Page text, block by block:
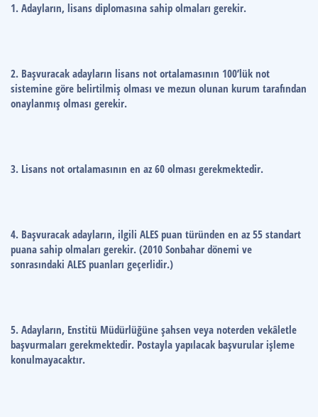
1. Adayların, lisans diplomasına sahip olmaları gerekir.
2. Başvuracak adayların lisans not ortalamasının 100’lük not
sistemine göre belirtilmiş olması ve mezun olunan kurum tarafından
onaylanmış olması gerekir.
3. Lisans not ortalamasının en az 60 olması gerekmektedir.
4. Başvuracak adayların, ilgili ALES puan türünden en az 55 standart
puana sahip olmaları gerekir. (2010 Sonbahar dönemi ve
sonrasındaki ALES puanları geçerlidir.)
5. Adayların, Enstitü Müdürlüğüne şahsen veya noterden vekâletle
başvurmaları gerekmektedir. Postayla yapılacak başvurular işleme
konulmayacaktır.